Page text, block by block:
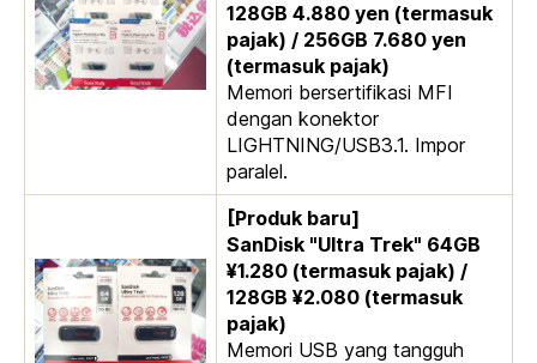
128GB 4.880 yen (termasuk
pajak) / 256GB 7.680 yen
(termasuk pajak)
Memori bersertifikasi MFI
dengan konektor
LIGHTNING/USB3.1. Impor
paralel.
[Produk baru]
SanDisk "Ultra Trek" 64GB
¥1.280 (termasuk pajak) /
128GB ¥2.080 (termasuk
pajak)
Memori USB yang tangguh